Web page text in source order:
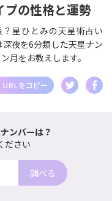
プの性格と運勢
星ひとみの天星術占い
深夜を6分類した天星ナン
月をお教えします。
ンバーは？
ださい
調べる